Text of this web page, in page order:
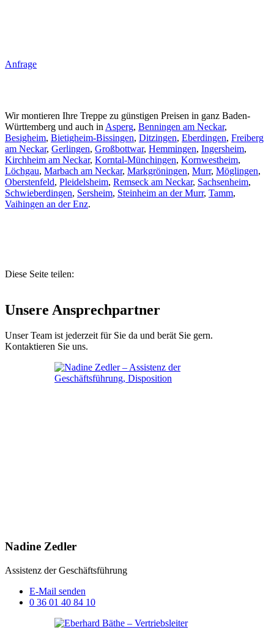
Anfrage
Wir montieren Ihre Treppe zu günstigen Preisen in ganz Baden-
Württemberg und auch in Asperg, Benningen am Neckar,
Besigheim, Bietigheim-Bissingen, Ditzingen, Eberdingen, Freiberg
am Neckar, Gerlingen, Großbottwar, Hemmingen, Ingersheim,
Kirchheim am Neckar, Korntal-Münchingen, Kornwestheim,
Löchgau, Marbach am Neckar, Markgröningen, Murr, Möglingen,
Oberstenfeld, Pleidelsheim, Remseck am Neckar, Sachsenheim,
Schwieberdingen, Sersheim, Steinheim an der Murr, Tamm,
Vaihingen an der Enz.
Diese Seite teilen:
Unsere Ansprechpartner
Unser Team ist jederzeit für Sie da und berät Sie gern.
Kontaktieren Sie uns.
Nadine Zedler
Assistenz der Geschäftsführung
E-Mail senden
0 36 01 40 84 10